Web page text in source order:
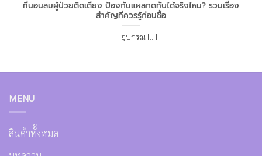
ที่นอนลมผู้ป่วยติดเตียง ป้องกันแผลกดทับได้จริงไหม? รวมเรื่อง
สำคัญที่ควรรู้ก่อนซื้อ
อุปกรณ [...]
MENU
สินค้าทั้งหมด